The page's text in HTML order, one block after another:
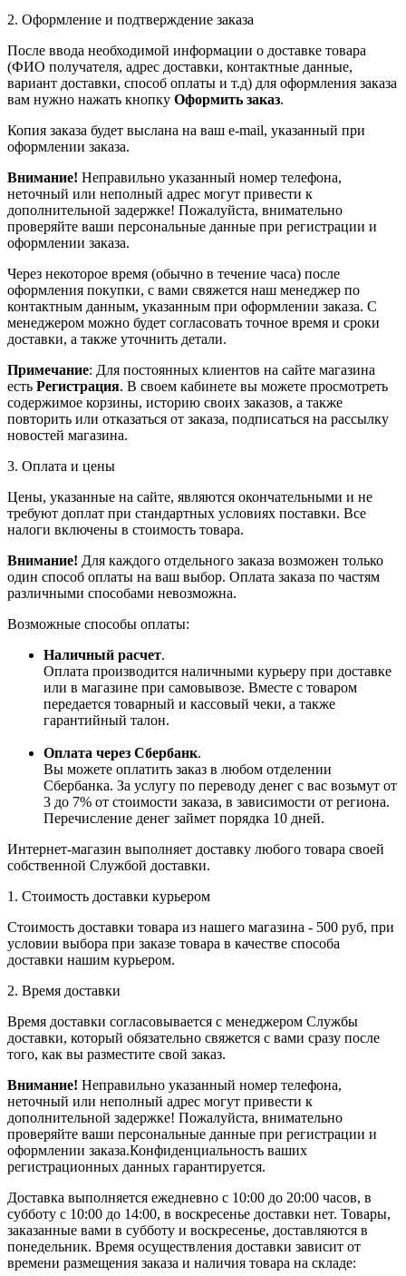
2. Оформление и подтверждение заказа
После ввода необходимой информации о доставке товара
(ФИО получателя, адрес доставки, контактные данные,
вариант доставки, способ оплаты и т.д) для оформления заказа
вам нужно нажать кнопку Оформить заказ.
Копия заказа будет выслана на ваш e-mail, указанный при
оформлении заказа.
Внимание! Неправильно указанный номер телефона,
неточный или неполный адрес могут привести к
дополнительной задержке! Пожалуйста, внимательно
проверяйте ваши персональные данные при регистрации и
оформлении заказа.
Через некоторое время (обычно в течение часа) после
оформления покупки, с вами свяжется наш менеджер по
контактным данным, указанным при оформлении заказа. С
менеджером можно будет согласовать точное время и сроки
доставки, а также уточнить детали.
Примечание: Для постоянных клиентов на сайте магазина
есть Регистрация. В своем кабинете вы можете просмотреть
содержимое корзины, историю своих заказов, а также
повторить или отказаться от заказа, подписаться на рассылку
новостей магазина.
3. Оплата и цены
Цены, указанные на сайте, являются окончательными и не
требуют доплат при стандартных условиях поставки. Все
налоги включены в стоимость товара.
Внимание! Для каждого отдельного заказа возможен только
один способ оплаты на ваш выбор. Оплата заказа по частям
различными способами невозможна.
Возможные способы оплаты:
Наличный расчет.
Оплата производится наличными курьеру при доставке
или в магазине при самовывозе. Вместе с товаром
передается товарный и кассовый чеки, а также
гарантийный талон.
Оплата через Сбербанк.
Вы можете оплатить заказ в любом отделении
Сбербанка. За услугу по переводу денег с вас возьмут от
3 до 7% от стоимости заказа, в зависимости от региона.
Перечисление денег займет порядка 10 дней.
Интернет-магазин выполняет доставку любого товара своей
собственной Службой доставки.
1. Стоимость доставки курьером
Стоимость доставки товара из нашего магазина - 500 руб, при
условии выбора при заказе товара в качестве способа
доставки нашим курьером.
2. Время доставки
Время доставки согласовывается с менеджером Службы
доставки, который обязательно свяжется с вами сразу после
того, как вы разместите свой заказ.
Внимание! Неправильно указанный номер телефона,
неточный или неполный адрес могут привести к
дополнительной задержке! Пожалуйста, внимательно
проверяйте ваши персональные данные при регистрации и
оформлении заказа.Конфиденциальность ваших
регистрационных данных гарантируется.
Доставка выполняется ежедневно с 10:00 до 20:00 часов, в
субботу с 10:00 до 14:00, в воскресенье доставки нет. Товары,
заказанные вами в субботу и воскресенье, доставляются в
понедельник. Время осуществления доставки зависит от
времени размещения заказа и наличия товара на складе: